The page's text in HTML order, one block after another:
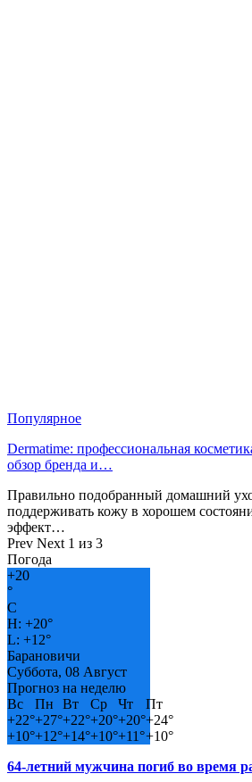
Популярное
Dermatime: профессиональная
обзор бренда и…
Правильно подобранный домашний
поддерживать кожу в хорошем
эффект…
Prev Next 1 из 3
Погода
+20
°
C
H: +20°
L: +12°
Барановичи
Суббота, 08 Август
Прогноз на неделю
Вс
Пн Вт Ср Чт
Пт
+22°+27°+22°+20°+20°+24°
+10°+12°+14°+10°+11°+10°
64-летний мужчина погиб во время